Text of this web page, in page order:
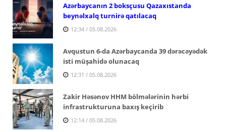
Azərbaycanın 2 boksçusu Qazaxıstanda
beynəlxalq turnirə qatılacaq
12:34 / 05.08.2026
Avqustun 6-da Azərbaycanda 39 dərəcəyədək
isti müşahidə olunacaq
12:31 / 05.08.2026
Zakir Həsənov HHM bölmələrinin hərbi
infrastrukturuna baxış keçirib
12:14 / 05.08.2026